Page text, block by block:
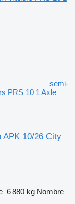
semi-
PRS 10 1 Axle
APK 10/26 City
6 880 kg Nombre